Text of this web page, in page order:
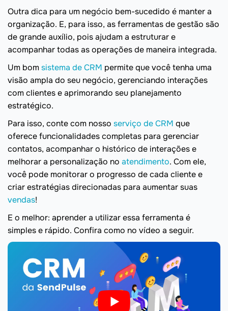
Outra dica para um negócio bem-sucedido é manter a
organização. E, para isso, as ferramentas de gestão são
de grande auxílio, pois ajudam a estruturar e
acompanhar todas as operações de maneira integrada.
Um bomsistema de CRM permite que você tenha uma
visão ampla do seu negócio, gerenciando interações
com clientes e aprimorando seu planejamento
estratégico.
Para isso, conte com nosso serviço de CRM que
oferece funcionalidades completas para gerenciar
contatos, acompanhar o histórico de interações e
melhorar a personalização no atendimento. Com ele,
você pode monitorar o progresso de cada cliente e
criar estratégias direcionadas para aumentar suas
vendas!
E o melhor: aprender a utilizar essa ferramenta é
simples e rápido. Confira como no vídeo a seguir.